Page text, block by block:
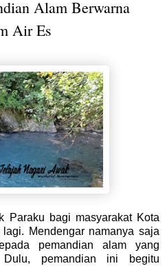
Alam Berwarna
Air Es
Paraku bagi masyarakat Kota
Mendengar namanya saja
pemandian alam yang
pemandian ini begitu